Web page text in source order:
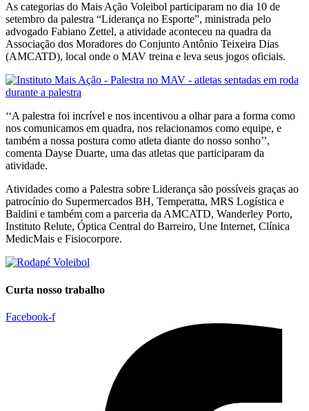
As categorias do Mais Ação Voleibol participaram no dia 10 de
setembro da palestra “Liderança no Esporte”, ministrada pelo
advogado Fabiano Zettel, a atividade aconteceu na quadra da
Associação dos Moradores do Conjunto Antônio Teixeira Dias
(AMCATD), local onde o MAV treina e leva seus jogos oficiais.
‘‘A palestra foi incrível e nos incentivou a olhar para a forma como
nos comunicamos em quadra, nos relacionamos como equipe, e
também a nossa postura como atleta diante do nosso sonho’’,
comenta Dayse Duarte, uma das atletas que participaram da
atividade.
Atividades como a Palestra sobre Liderança são possíveis graças ao
patrocínio do Supermercados BH, Temperatta, MRS Logística e
Baldini e também com a parceria da AMCATD, Wanderley Porto,
Instituto Relute, Óptica Central do Barreiro, Une Internet, Clínica
MedicMais e Fisiocorpore.
Curta nosso trabalho
Facebook-f